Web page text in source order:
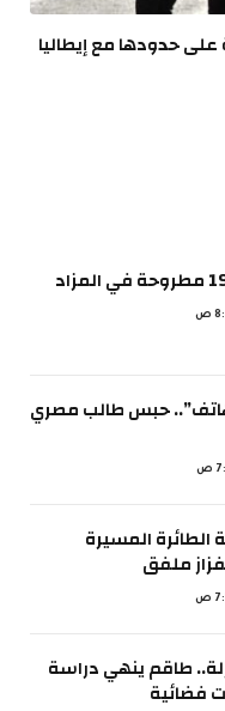
على حدودها مع إيطاليا
حبس طالب مصري
المسيرة
ملفق
طاقم ينهي دراسة
فضائية